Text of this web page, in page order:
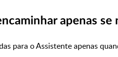
apenas
para o Assistente apenas